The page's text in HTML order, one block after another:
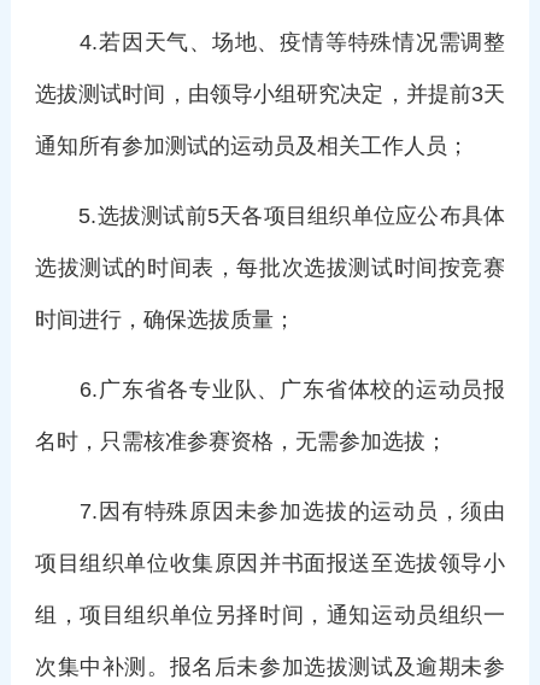
4.若因天气、场地、疫情等特殊情况需调整
选拔测试时间，由领导小组研究决定，并提前3天
通知所有参加测试的运动员及相关工作人员；
5.选拔测试前5天各项目组织单位应公布具体
选拔测试的时间表，每批次选拔测试时间按竞赛
时间进行，确保选拔质量；
6.广东省各专业队、广东省体校的运动员报
名时，只需核准参赛资格，无需参加选拔；
7.因有特殊原因未参加选拔的运动员，须由
项目组织单位收集原因并书面报送至选拔领导小
组，项目组织单位另择时间，通知运动员组织一
次集中补测。报名后未参加选拔测试及逾期未参